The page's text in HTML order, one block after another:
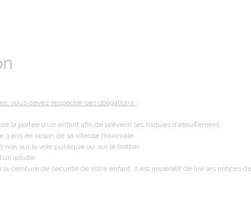
vous devez respecter ces obligations :
la portée d’un enfant afin de prévenir les risques d’étouffement.
ans en raison de sa vitesse maximale.
sur la voie publique ou sur le trottoir.
adulte.
ceinture de sécurité de votre enfant. Il est impératif de lire les notices